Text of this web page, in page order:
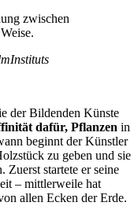
zwischen
der Bildenden Künste
dafür, Pflanzen in
beginnt der Künstler
zu geben und sie
Zuerst startete er seine
– mittlerweile hat
allen Ecken der Erde.